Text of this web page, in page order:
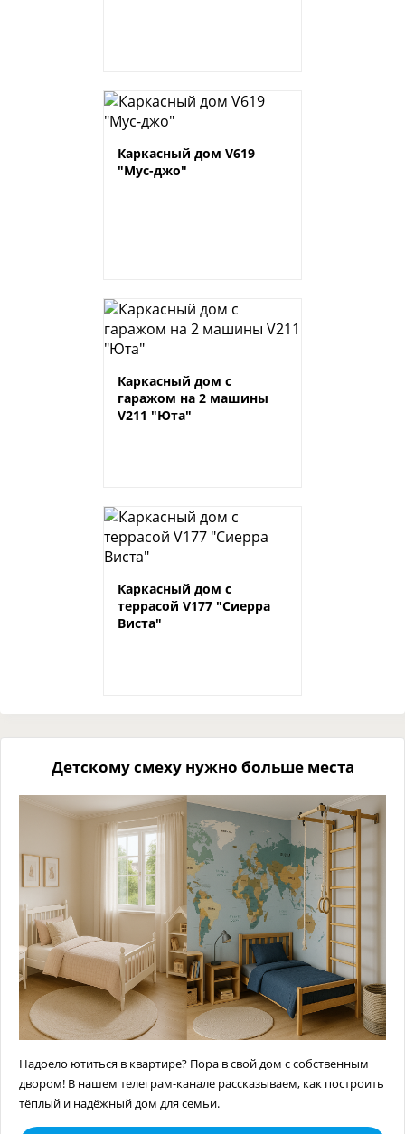
Каркасный дом V619
"Мус-джо"
Каркасный дом с
гаражом на 2 машины
V211 "Юта"
Каркасный дом с
террасой V177 "Сиерра
Виста"
Детскому смеху нужно больше места
Надоело ютиться в квартире? Пора в свой дом с собственным
двором! В нашем телеграм-канале рассказываем, как построить
тёплый и надёжный дом для семьи.